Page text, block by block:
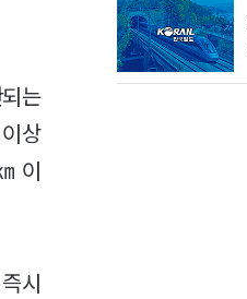
는
상
이
시